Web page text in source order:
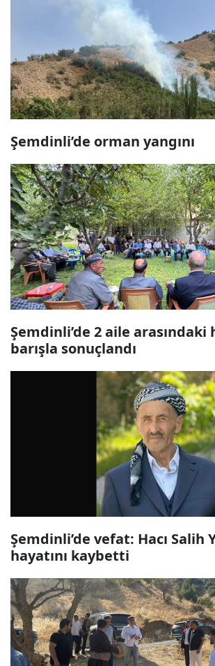
Şemdinli’de orman yangını
Şemdinli’de 2 aile
barışla sonuçlandı
Şemdinli’de vefat: Hacı Salih
hayatını kaybetti